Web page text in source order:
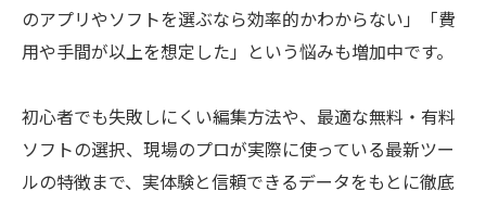
のアプリやソフトを選ぶなら効率的かわからない」「費
用や手間が以上を想定した」という悩みも増加中です。
初心者でも失敗しにくい編集方法や、最適な無料・有料
ソフトの選択、現場のプロが実際に使っている最新ツー
ルの特徴まで、実体験と信頼できるデータをもとに徹底